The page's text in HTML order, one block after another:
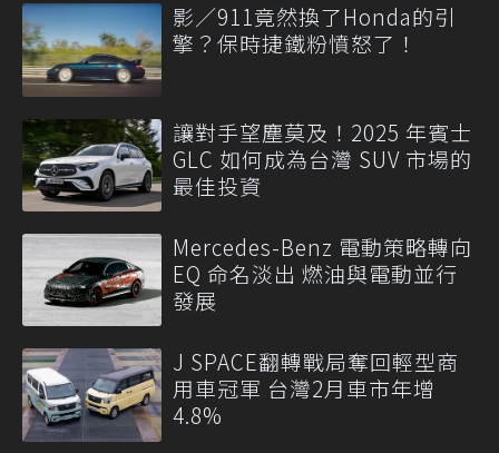
影／911竟然換了Honda的引
擎？保時捷鐵粉憤怒了！
讓對手望塵莫及！2025 年賓士
GLC 如何成為台灣 SUV 市場的
最佳投資
Mercedes-Benz 電動策略轉向
EQ 命名淡出 燃油與電動並行
發展
J SPACE翻轉戰局奪回輕型商
用車冠軍 台灣2月車市年增
4.8%